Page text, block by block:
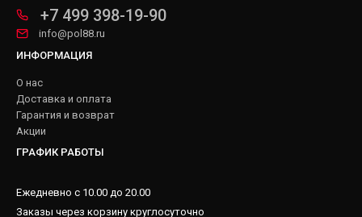
+7 499 398-19-90
info@pol88.ru
ИНФОРМАЦИЯ
О нас
Доставка и оплата
Гарантия и возврат
Акции
ГРАФИК РАБОТЫ
Ежедневно с 10.00 до 20.00
Заказы через корзину круглосуточно